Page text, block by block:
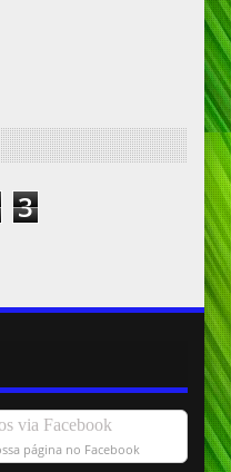
3
via Facebook
página no Facebook